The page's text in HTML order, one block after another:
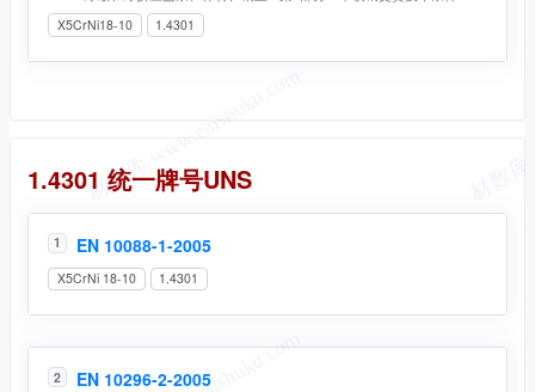
X5CrNi18-10 1.4301
统一牌号
1.4301 统一牌号UNS
1 EN 10088-1-2005
X5CrNi 18-10 1.4301
2 EN 10296-2-2005